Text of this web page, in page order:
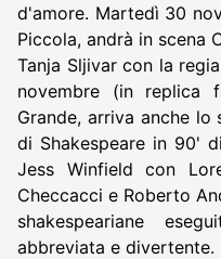
d'amore. Martedì 30
Piccola, andrà in scena
Tanja Sljivar con la
novembre (in replica
Grande, arriva anche
di Shakespeare in 90'
Jess Winfield con
Checcacci e Roberto
shakespeariane
abbreviata e divertente.